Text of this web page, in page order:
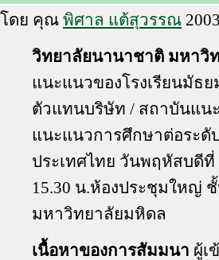
โดย คุณ พิศาล แต้สุวรรณ
วิทยาลัยนานาชาติ มหาวิ
แนะแนวของโรงเรียนมัธ
ตัวแทนบริษัท / สถาบันแน
แนะแนวการศึกษาต่อระ
ประเทศไทย วันพฤหัสบดีที่
15.30 น.ห้องประชุมใหญ่
มหาวิทยาลัยมหิดล
เนื้อหาของการสัมมนา ผู้เ